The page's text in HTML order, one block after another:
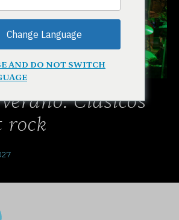
Clásicos
rock
Change Language
AND DO NOT SWITCH